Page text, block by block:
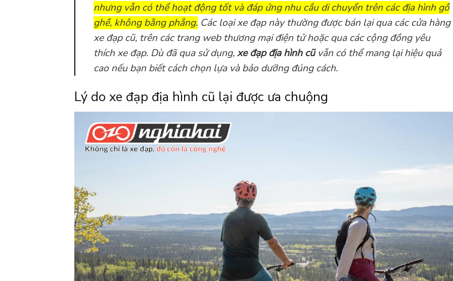
nhưng vẫn có thể hoạt động tốt và đáp ứng nhu cầu di chuyển trên các địa hình gồ
ghề, không bằng phẳng. Các loại xe đạp này thường được bán lại qua các cửa hàng
xe đạp cũ, trên các trang web thương mại điện tử hoặc qua các cộng đồng yêu
thích xe đạp. Dù đã qua sử dụng,xe đạp địa hình cũvẫn có thể mang lại hiệu quả
cao nếu bạn biết cách chọn lựa và bảo dưỡng đúng cách.
Lý do xe đạp địa hình cũ lại được ưa chuộng